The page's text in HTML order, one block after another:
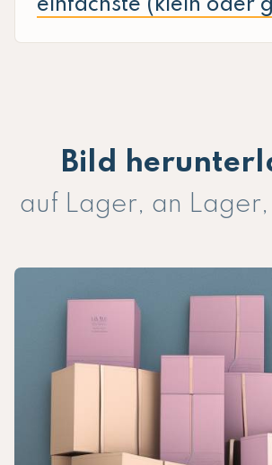
einfachste (klein oder
Bild
auf Lager, an